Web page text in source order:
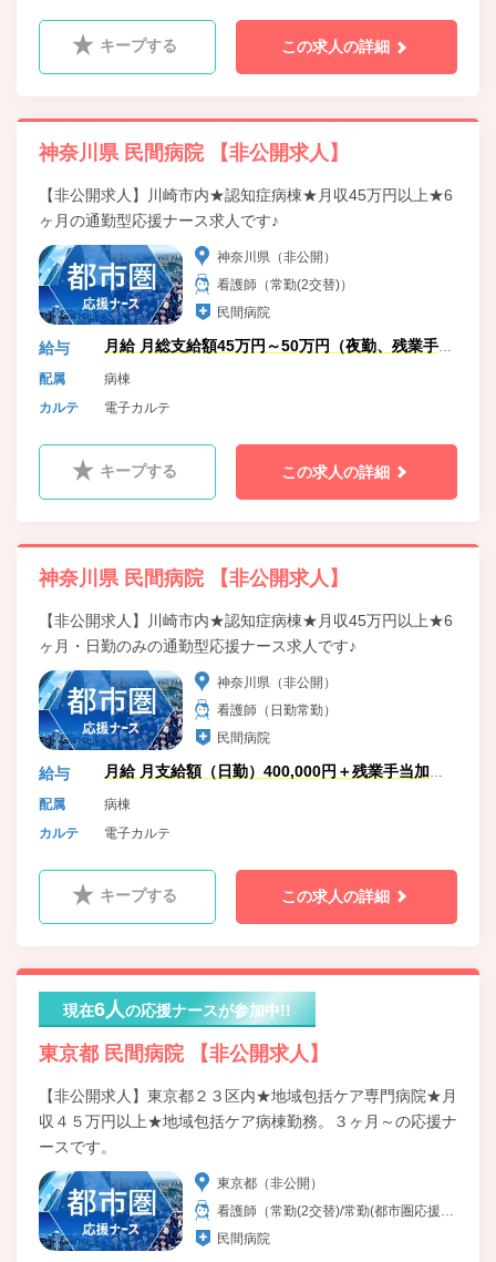
キープする この求人の詳細
神奈川県 民間病院 【非公開求人】
【非公開求人】川崎市内★認知症病棟★月収45万円以上★6
ヶ月の通勤型応援ナース求人です♪
神奈川県（非公開）
看護師（常勤(2交替)）
民間病院
給与
月給 月総支給額45万円～50万円（夜勤、残業手当
含）
配属
病棟
カルテ
電子カルテ
キープする この求人の詳細
神奈川県 民間病院 【非公開求人】
【非公開求人】川崎市内★認知症病棟★月収45万円以上★6
ヶ月・日勤のみの通勤型応援ナース求人です♪
神奈川県（非公開）
看護師（日勤常勤）
民間病院
給与
月給 月支給額（日勤）400,000円＋残業手当加算
（日勤のみのため）
配属
病棟
カルテ
電子カルテ
キープする この求人の詳細
現在6人の応援ナースが参加中!!
東京都 民間病院 【非公開求人】
【非公開求人】東京都２３区内★地域包括ケア専門病院★月
収４５万円以上★地域包括ケア病棟勤務。３ヶ月～の応援ナ
ースです。
東京都（非公開）
看護師（常勤(2交替)/常勤(都市圏応援ナ
ース)）
民間病院